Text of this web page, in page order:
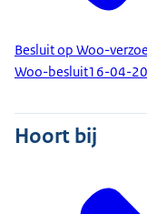
Besluit op Woo-
Woo-besluit16-04-
Hoort bij